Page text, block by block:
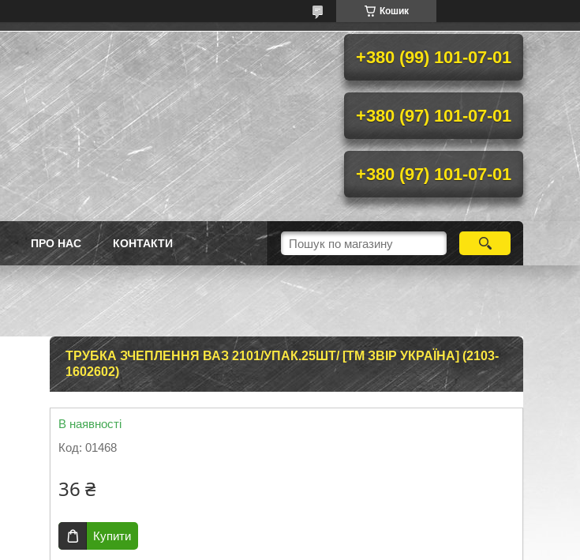
Кошик
+380 (99) 101-07-01
+380 (97) 101-07-01
+380 (97) 101-07-01
ПРО НАС КОНТАКТИ
ТРУБКА ЗЧЕПЛЕННЯ ВАЗ 2101/УПАК.25ШТ/ [ТМ ЗВІР УКРАЇНА] (2103-
1602602)
В наявності
Код: 01468
36 ₴
Купити